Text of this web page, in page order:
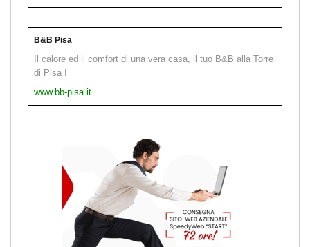
B&B Pisa
Il calore ed il comfort di una vera casa, il tuo B&B alla Torre
di Pisa !
www.bb-pisa.it